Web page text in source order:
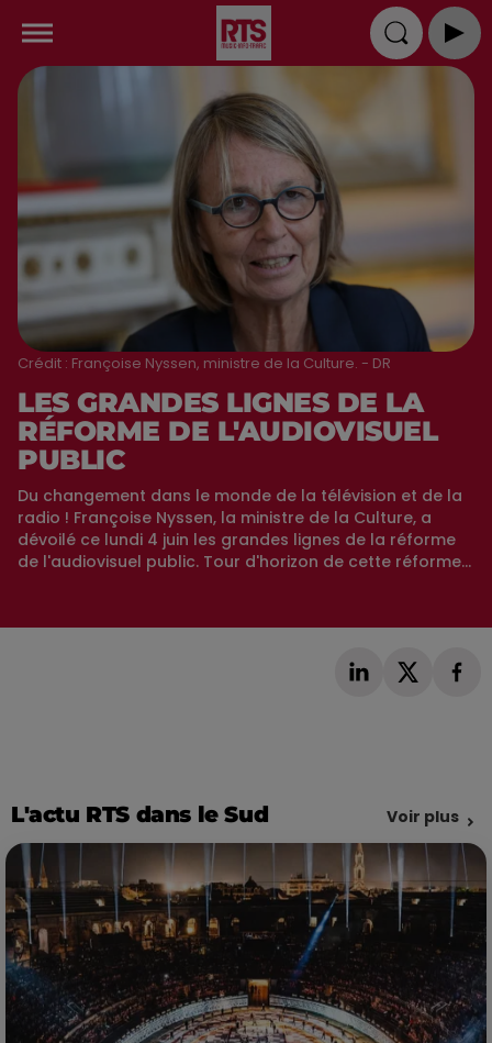
Crédit : Françoise Nyssen, ministre de la Culture. - DR
LES GRANDES LIGNES DE LA
RÉFORME DE L'AUDIOVISUEL
PUBLIC
Du changement dans le monde de la télévision et de la
radio ! Françoise Nyssen, la ministre de la Culture, a
dévoilé ce lundi 4 juin les grandes lignes de la réforme
de l'audiovisuel public. Tour d'horizon de cette réforme...
L'actu RTS dans le Sud Voir plus